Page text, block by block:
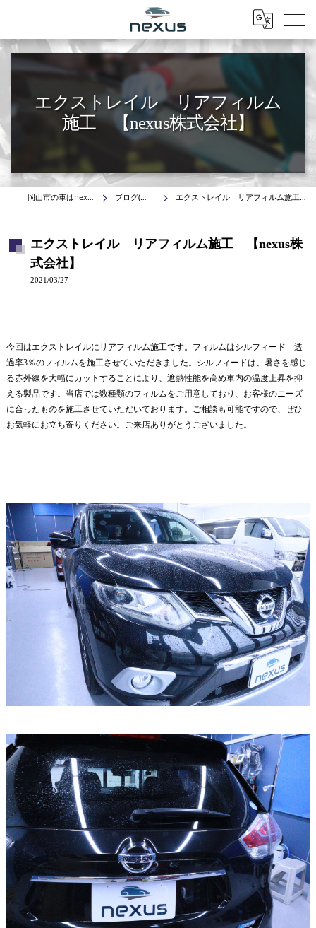
Menu
エクストレイル リアフィルム
施工 【nexus株式会社】
岡山市の車はnexus株式会社 ブログ(施工事例) エクストレイル リアフィルム施工 【nexus株式会社】
エクストレイル リアフィルム施工 【nexus株
式会社】
2021/03/27
今回はエクストレイルにリアフィルム施工です。フィルムはシルフィード 透
過率3％のフィルムを施工させていただきました。シルフィードは、暑さを感じ
る赤外線を大幅にカットすることにより、遮熱性能を高め車内の温度上昇を抑
える製品です。当店では数種類のフィルムをご用意しており、お客様のニーズ
に合ったものを施工させていただいております。ご相談も可能ですので、ぜひ
お気軽にお立ち寄りください。ご来店ありがとうございました。